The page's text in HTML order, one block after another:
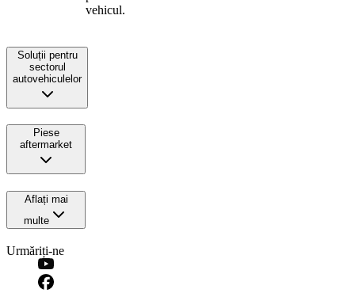
vehicul.
Soluții pentru
sectorul
autovehiculelor
Piese
aftermarket
Aflați mai
multe
Urmăriți-ne